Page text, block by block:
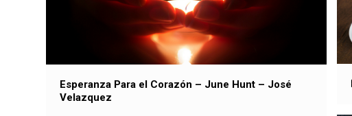
Esperanza Para el Corazón – June Hunt – José
Velazquez